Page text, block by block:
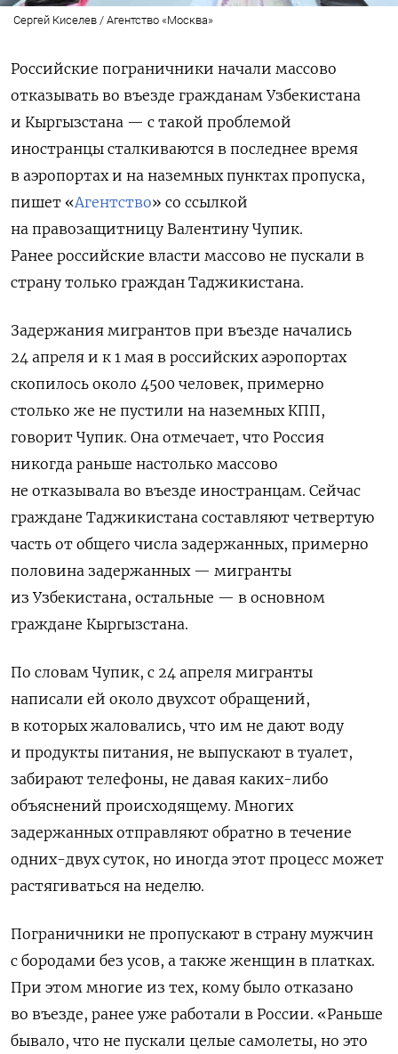
Сергей Киселев / Агентство «Москва»
Российские пограничники начали массово
отказывать во въезде гражданам Узбекистана
и Кыргызстана — с такой проблемой
иностранцы сталкиваются в последнее время
в аэропортах и на наземных пунктах пропуска,
пишет «Агентство» со ссылкой
на правозащитницу Валентину Чупик.
Ранее российские власти массово не пускали в
страну только граждан Таджикистана.
Задержания мигрантов при въезде начались
24 апреля и к 1 мая в российских аэропортах
скопилось около 4500 человек, примерно
столько же не пустили на наземных КПП,
говорит Чупик. Она отмечает, что Россия
никогда раньше настолько массово
не отказывала во въезде иностранцам. Сейчас
граждане Таджикистана составляют четвертую
часть от общего числа задержанных, примерно
половина задержанных — мигранты
из Узбекистана, остальные — в основном
граждане Кыргызстана.
По словам Чупик, с 24 апреля мигранты
написали ей около двухсот обращений,
в которых жаловались, что им не дают воду
и продукты питания, не выпускают в туалет,
забирают телефоны, не давая каких-либо
объяснений происходящему. Многих
задержанных отправляют обратно в течение
одних-двух суток, но иногда этот процесс может
растягиваться на неделю.
Пограничники не пропускают в страну мужчин
с бородами без усов, а также женщин в платках.
При этом многие из тех, кому было отказано
во въезде, ранее уже работали в России. «Раньше
бывало, что не пускали целые самолеты, но это